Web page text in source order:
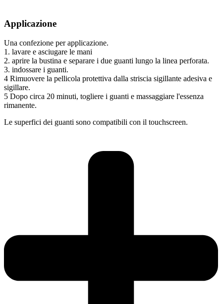
Applicazione
Una confezione per applicazione.
1. lavare e asciugare le mani
2. aprire la bustina e separare i due guanti lungo la linea perforata.
3. indossare i guanti.
4 Rimuovere la pellicola protettiva dalla striscia sigillante adesiva e
sigillare.
5 Dopo circa 20 minuti, togliere i guanti e massaggiare l'essenza
rimanente.
Le superfici dei guanti sono compatibili con il touchscreen.